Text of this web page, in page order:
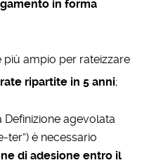
in forma
ampio per rateizzare
ripartite in 5 anni;
agevolata
ter”) è necessario
di adesione entro il